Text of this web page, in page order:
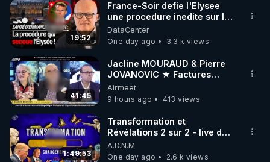
19:52
France-Soir defie l'Elysee
une procedure inedite sur la
sante du president - Nexus
DataCenter
One day ago
3.3 k views
41:45
Jacline MOURAUD & Pierre
JOVANOVIC ★ Factures
Impayées : Où Est Passé Le
Pognon ?
Airmeet
9 hours ago
413 views
1:49:53
Transformation et
Révélations 2 sur 2 - live du
07/08/26
A.D.N.M
One day ago
2.6 k views